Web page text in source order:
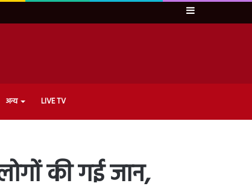
Sidebar
अन्य LIVE TV
की गई जान,